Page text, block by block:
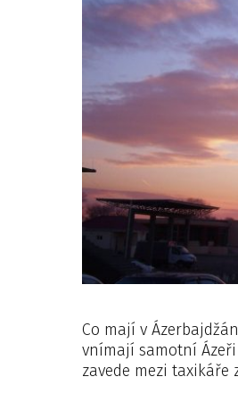
Co mají v
vnímají samotní
zavede mezi taxikáře